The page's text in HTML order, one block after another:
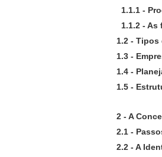
1.1.1 -
1.1.2 - As
1.2 - Tipos
1.3 -
1.4 -
1.5 -
2 - A
2.1 -
2.2 - A